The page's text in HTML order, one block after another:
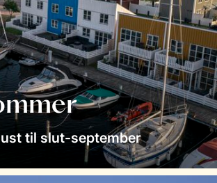
til slut-september